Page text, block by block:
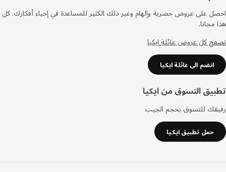
على عروض حصرية وإلهام وغير ذلك الكثير للمساعدة في إحياء أفكارك. كل
كل عروض عائلة ايكيا
انضم الى عائلة ايكيا
التسوق من ايكيا
للتسوق بحجم الجيب
حمل تطبيق ايكيا